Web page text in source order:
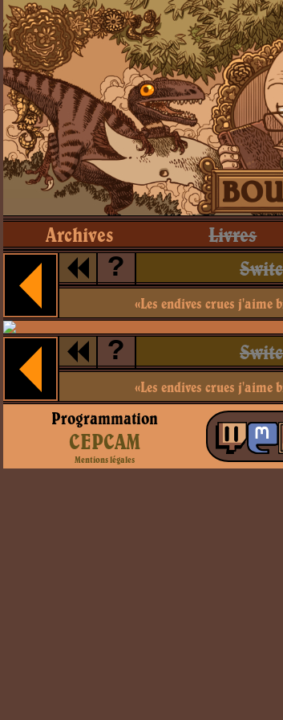
Archives Livres
?
«Les endives crues j'aime
?
«Les endives crues j'aime
Programmation
CEPCAM
Mentions légales